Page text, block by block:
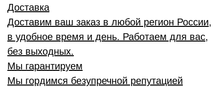
Доставка
Доставим ваш заказ в любой регион России,
в удобное время и день. Работаем для вас,
без выходных.
Мы гарантируем
Мы гордимся безупречной репутацией